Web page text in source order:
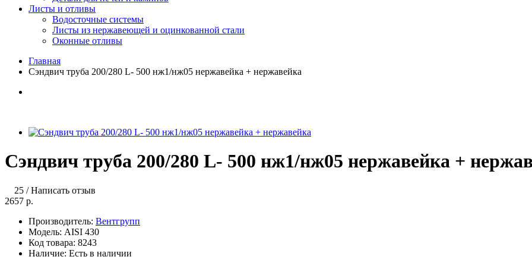
Листы и отливы
Водосточные системы
Листы из нержавеющей и оцинкованной стали
Оконные отливы
Главная
Сэндвич труба 200/280 L- 500 нж1/нж05 нержавейка + нержавейка
Сэндвич труба 200/280 L- 500 нж1/нж05 нержавейка +
25 /Написать отзыв
2657 р.
Производитель: Вентгрупп
Модель: AISI 430
Код товара: 8243
Наличие: Есть в наличии